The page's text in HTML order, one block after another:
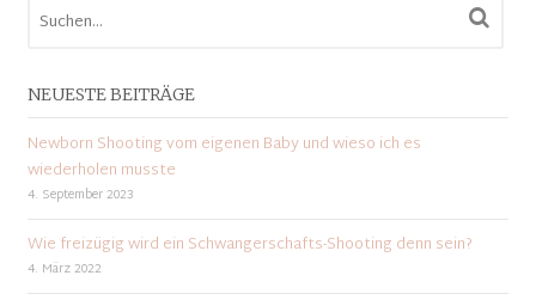
NEUESTE BEITRÄGE
Newborn Shooting vom eigenen Baby und wieso ich es
wiederholen musste
4. September 2023
Wie freizügig wird ein Schwangerschafts-Shooting denn sein?
4. März 2022